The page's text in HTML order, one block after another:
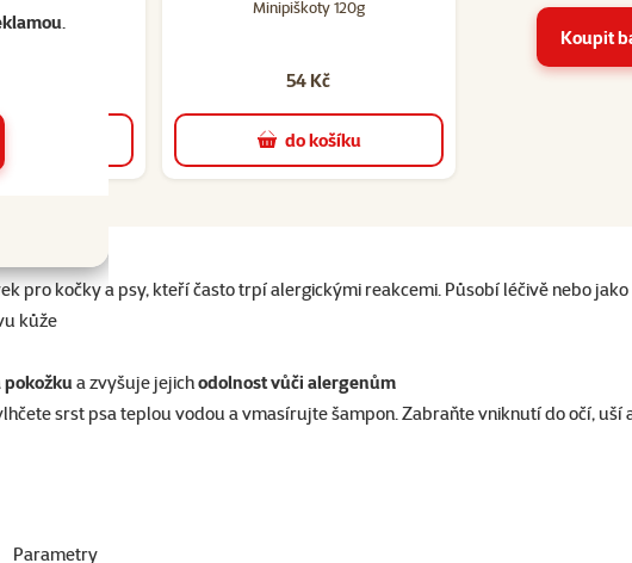
.
Beaphar
ml
Minipiškoty 120g
54 Kč
do košíku
Koupit
pro kočky a psy, kteří často trpí alergickými reakcemi. Působí léčivě nebo
kůže
pokožkua zvyšuje jejichodolnost vůči alergenům
srst psa teplou vodou a vmasírujte šampon. Zabraňte vniknutí do očí,
Parametry